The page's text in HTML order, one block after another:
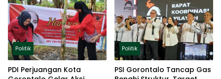
Politik
PDI Perjuangan Kota
Politik
PSI Gorontalo Tancap Gas